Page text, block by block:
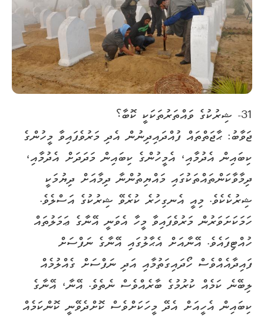
31- ޝިރުކުގެ ވައްތަރުތަކަކީ ކޮބާ؟
ޖަވާބު: ޙާޖަތްތައް ފުއްދައިދިނުން އެދި މަރުވެފައިވާ މީހުންގެ
ކިބައިން އެދުމާއި، އެމީހުންގެ ކިބައިން މަދަދަށް އެދުމާއި،
ދިމާވާކަންތައްތަކުގައި މައްޔިތުންނާ ދިމާއަށް ދިޔުމަކީ
ޝިރުކެކެވެ. މިއީ އެނގިހުރެ ކުރެވޭ ޝިރުކުގެ އަސްލެވެ.
ހަމަކަށަވަރުން މަރުވެފައިވާ މީހާ އެވަނީ އޭނާގެ ޢަމަލުތައް
ހުއްޓިފައެވެ. އޭނާއަށް އެޙާލުގައި އޭނާގެ ނަފްސަށް
ފައިދާއެއްވެސް ހޯދައިގަތުމާއި އަދި ނަފްސަށް ގެއްލުމެއް
ލިބޭނެ ކަމެއް ކުރުމުގެ ބާރެއްވެސް ނެތެވެ. އޭނާ، އޭނާގެ
ކިބައިން އެހީއަށް އެދޭ މީހަކަށްވެސް ކޮށްދެވޭނީ ކޮންކަމެއް